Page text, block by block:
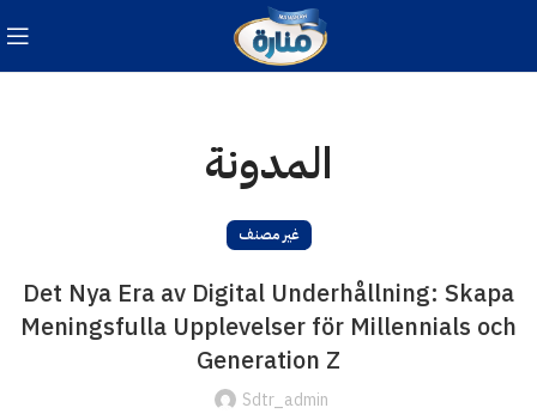
المدونة
غير مصنف
Det Nya Era av Digital Underhållning: Skapa
Meningsfulla Upplevelser för Millennials och
Generation Z
Sdtr_admin